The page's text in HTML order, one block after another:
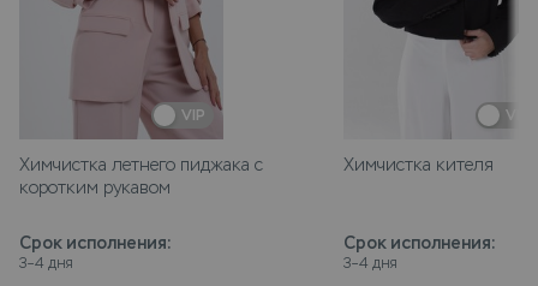
VIP
Химчистка летнего пиджака с
коротким рукавом
Срок исполнения:
3–4 дня
VIP
Химчистка кителя
Срок исполнения:
3–4 дня